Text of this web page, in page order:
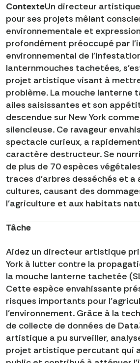
ContexteUn directeur
pour ses projets mêlant
environnementale et
profondément préoccupé par
environnemental de
lanternmouches tachetées,
projet artistique visant à
problème. La mouche lanterne
ailes saisissantes et son
descendue sur New York
silencieuse. Ce ravageur
spectacle curieux, a
caractère destructeur. Se
de plus de 70 espèces
traces d'arbres desséchés et a
cultures, causant des
l'agriculture et aux habitats
Tâche
Aidez un directeur artistique
York à lutter contre la
la mouche lanterne tachetée
Cette espèce envahissante
risques importants pour
l'environnement. Grâce à la
de collecte de données de
artistique a pu surveiller,
projet artistique percutant qui